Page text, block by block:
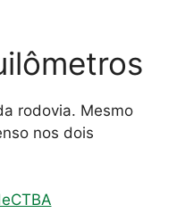
rodovia. Mesmo
nos dois